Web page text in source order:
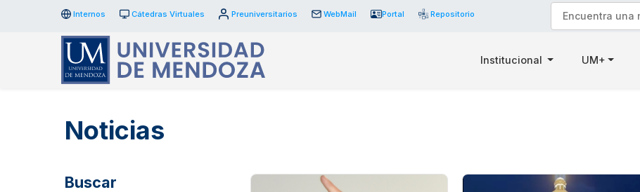
Internos Cátedras Virtuales Preuniversitarios WebMail Portal Repositorio
Institucional UM+
Noticias
Buscar